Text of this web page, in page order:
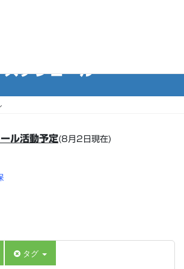
スケジュール
ル活動予定(8月2日現在)
タグ